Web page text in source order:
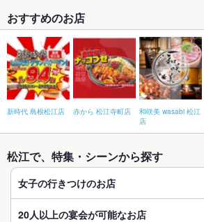
おすすめのお店
新時代 島根松江店 赤から 松江寺町店
和咲美 wasabi 松江
店
松江で、特集・シーンから探す
女子の行きつけのお店
20人以上の宴会が可能なお店